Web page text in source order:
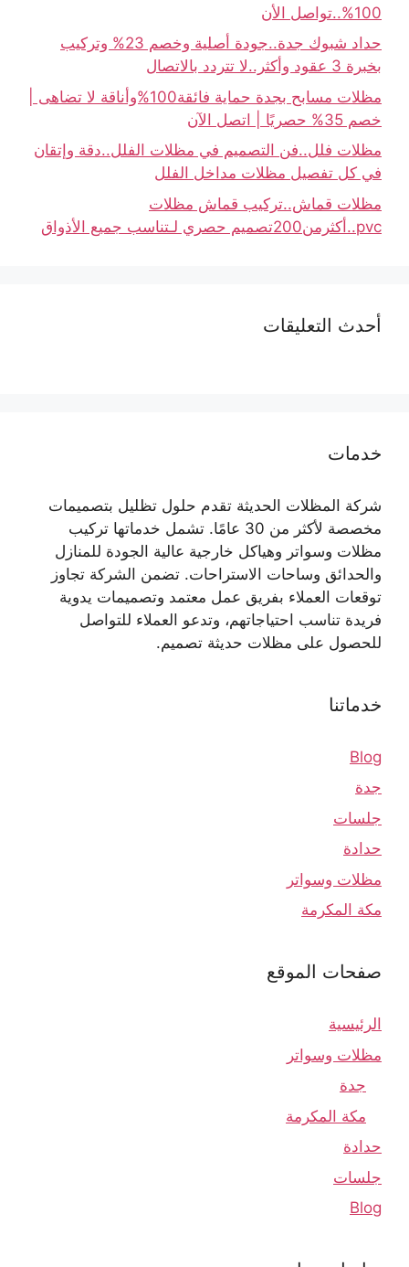
100%..تواصل الأن
حداد شبوك جدة..جودة أصلية وخصم 23% وتركيب
بخبرة 3 عقود وأكثر..لا تتردد بالاتصال
مظلات مسابح بجدة حماية فائقة100%وأناقة لا تضاهى |
خصم 35% حصريًا | اتصل الآن
مظلات فلل..فن التصميم في مظلات الفلل..دقة وإتقان
في كل تفصيل مظلات مداخل الفلل
مظلات قماش..تركيب قماش مظلات
pvc..أكثرمن200تصميم حصري لـتناسب جميع الأذواق
أحدث التعليقات
خدمات
شركة المظلات الحديثة تقدم حلول تظليل بتصميمات
مخصصة لأكثر من 30 عامًا. تشمل خدماتها تركيب
مظلات وسواتر وهياكل خارجية عالية الجودة للمنازل
والحدائق وساحات الاستراحات. تضمن الشركة تجاوز
توقعات العملاء بفريق عمل معتمد وتصميمات يدوية
فريدة تناسب احتياجاتهم، وتدعو العملاء للتواصل
للحصول على مظلات حديثة تصميم.
خدماتنا
Blog
جدة
جلسات
حدادة
مظلات وسواتر
مكة المكرمة
صفحات الموقع
الرئيسية
مظلات وسواتر
جدة
مكة المكرمة
حدادة
جلسات
Blog